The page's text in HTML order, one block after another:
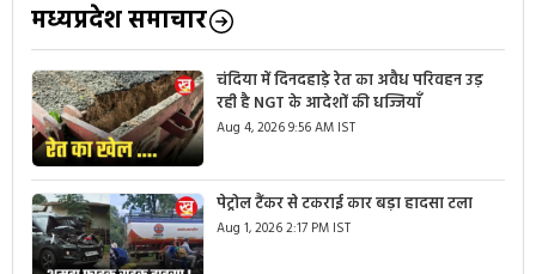
मध्यप्रदेश समाचार
चंदिया में दिनदहाड़े रेत का अवैध परिवहन उड़
रही है NGT के आदेशों की धज्जियाँ
Aug 4, 2026 9:56 AM IST
पेट्रोल टैंकर से टकराई कार बड़ा हादसा टला
Aug 1, 2026 2:17 PM IST